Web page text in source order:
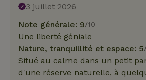
3 juillet 2026
Note générale: 9/10
Une liberté géniale
Nature, tranquillité et espace: 5
Situé au calme dans un petit
d'une réserve naturelle, à